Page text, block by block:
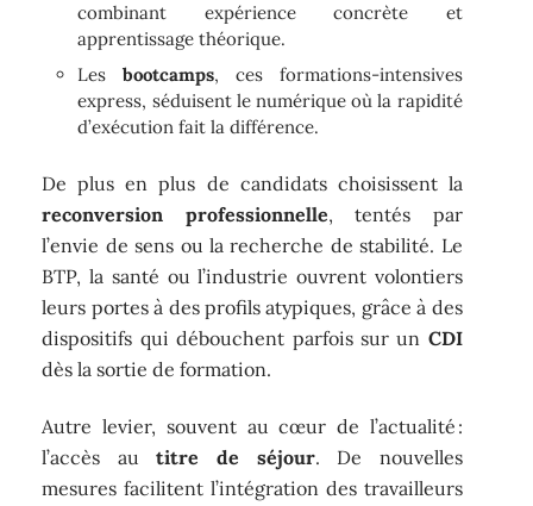
combinant expérience concrète et
apprentissage théorique.
Lesbootcamps, ces formations-intensives
express, séduisent le numérique où la rapidité
d’exécution fait la différence.
De plus en plus de candidats choisissent la
reconversion professionnelle, tentés par
l’envie de sens ou la recherche de stabilité. Le
BTP, la santé ou l’industrie ouvrent volontiers
leurs portes à des profils atypiques, grâce à des
dispositifs qui débouchent parfois sur un CDI
dès la sortie de formation.
Autre levier, souvent au cœur de l’actualité :
l’accès autitre de séjour. De nouvelles
mesures facilitent l’intégration des travailleurs